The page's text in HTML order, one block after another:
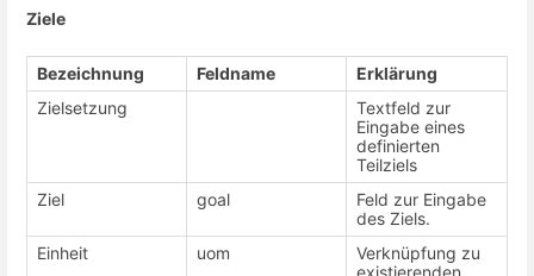
Ziele
Bezeichnung Feldname
Erklärung
Zielsetzung
Textfeld zur
Eingabe eines
definierten
Teilziels
Ziel
goal
Feld zur Eingabe
des Ziels.
Einheit
uom
Verknüpfung zu
existierenden